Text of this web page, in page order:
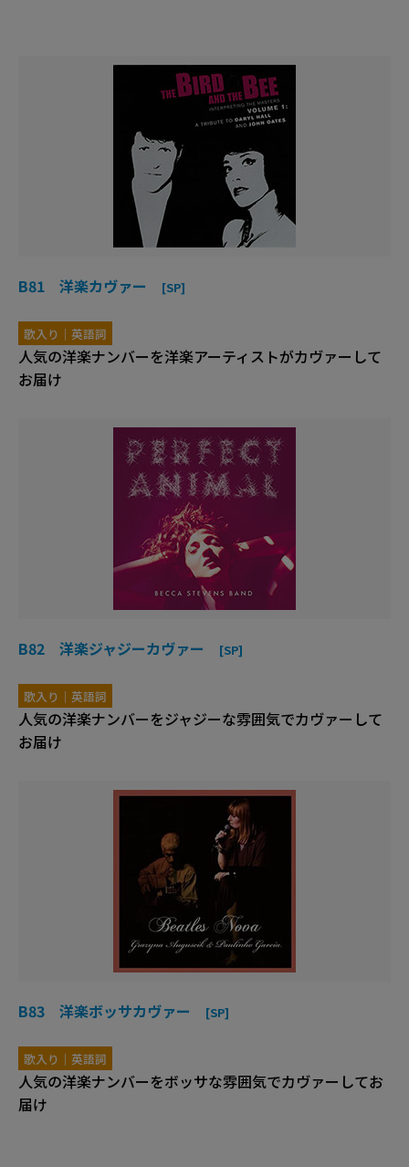
B81 洋楽カヴァー [SP]
歌入り｜英語詞
人気の洋楽ナンバーを洋楽アーティストがカヴァーして
お届け
B82 洋楽ジャジーカヴァー [SP]
歌入り｜英語詞
人気の洋楽ナンバーをジャジーな雰囲気でカヴァーして
お届け
B83 洋楽ボッサカヴァー [SP]
歌入り｜英語詞
人気の洋楽ナンバーをボッサな雰囲気でカヴァーしてお
届け